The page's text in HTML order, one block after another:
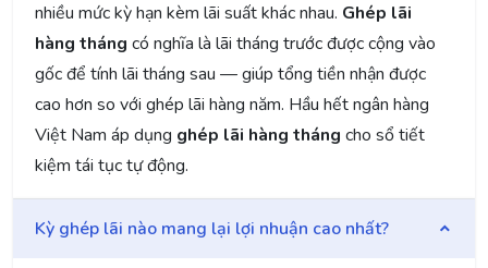
nhiều mức kỳ hạn kèm lãi suất khác nhau. Ghép lãi
hàng tháng có nghĩa là lãi tháng trước được cộng vào
gốc để tính lãi tháng sau — giúp tổng tiền nhận được
cao hơn so với ghép lãi hàng năm. Hầu hết ngân hàng
Việt Nam áp dụng ghép lãi hàng tháng cho sổ tiết
kiệm tái tục tự động.
Kỳ ghép lãi nào mang lại lợi nhuận cao nhất?